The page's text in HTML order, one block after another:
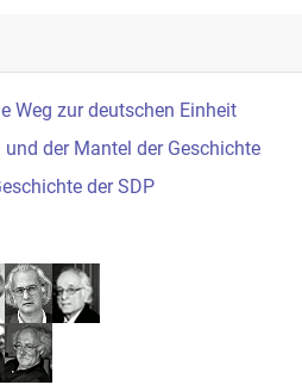
Weg zur deutschen Einheit
und der Mantel der Geschichte
der SDP